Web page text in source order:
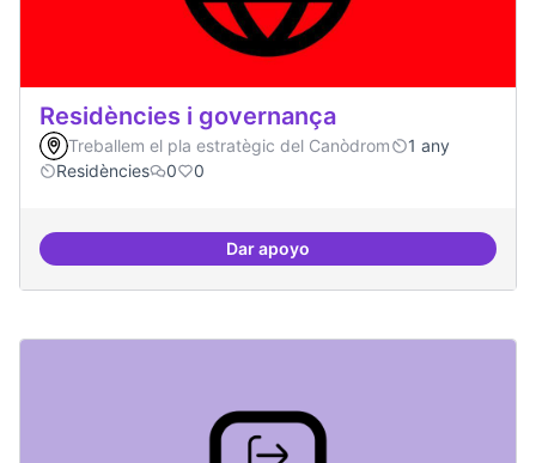
Residències i governança
Treballem el pla estratègic del Canòdrom
1 any
Residències
0 0
Dar apoyoResidències i governança